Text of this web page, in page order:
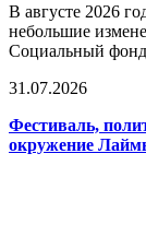
В августе 2026
небольшие
Социальный фонд
31.07.2026
Фестиваль,
окружение